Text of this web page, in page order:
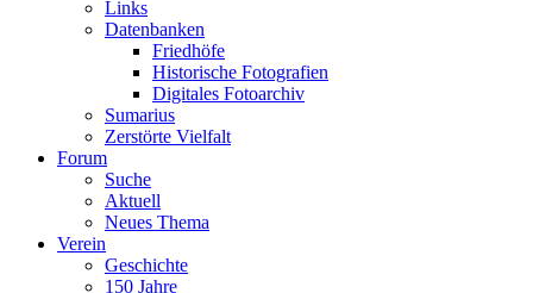
Links
Datenbanken
Friedhöfe
Historische Fotografien
Digitales Fotoarchiv
Sumarius
Zerstörte Vielfalt
Forum
Suche
Aktuell
Neues Thema
Verein
Geschichte
150 Jahre